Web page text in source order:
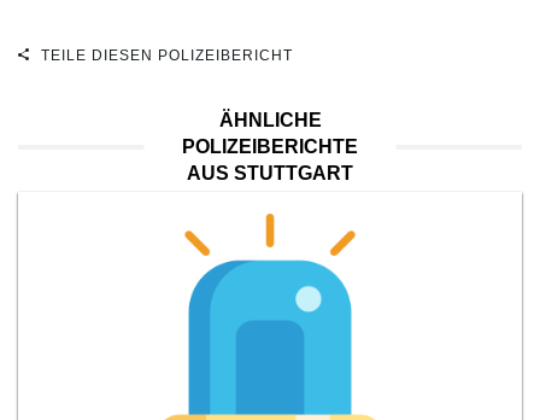
TEILE DIESEN POLIZEIBERICHT
ÄHNLICHE
POLIZEIBERICHTE
AUS STUTTGART